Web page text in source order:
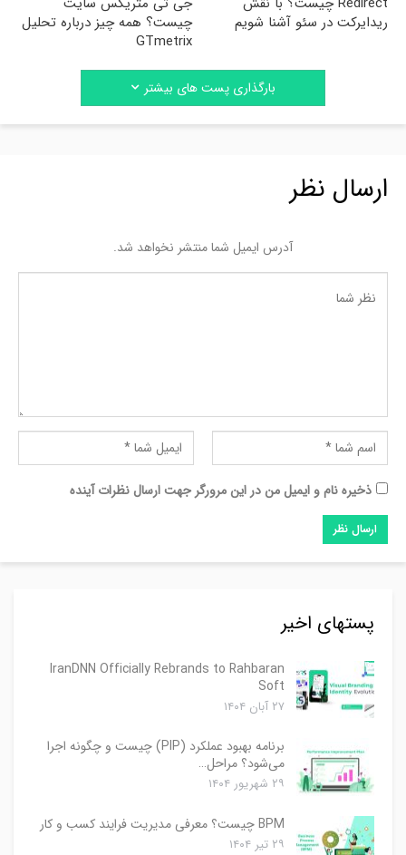
ریدایرکت در سئو آشنا شویم
چیست؟ همه چیز درباره تحلیل
GTmetrix
بارگذاری پست های بیشتر
ارسال نظر
آدرس ایمیل شما منتشر نخواهد شد.
ذخیره نام و ایمیل من در این مرورگر جهت ارسال نظرات آینده
پستهای اخیر
IranDNN Officially Rebrands to Rahbaran
Soft
۲۷ آبان ۱۴۰۴
برنامه بهبود عملکرد (PIP) چیست و چگونه اجرا
می‌شود؟ مراحل…
۲۹ شهریور ۱۴۰۴
BPM چیست؟ معرفی مدیریت فرایند کسب و کار
۲۹ تیر ۱۴۰۴